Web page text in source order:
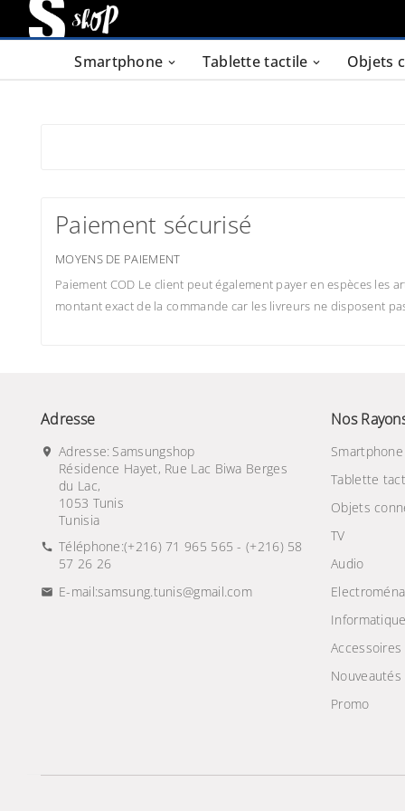
Smartphone Tablette tactile Objets
Paiement sécurisé
MOYENS DE PAIEMENT
Paiement COD Le client peut également payer en espèces les
montant exact de la commande car les livreurs ne disposent
Adresse
Adresse: Samsungshop
Résidence Hayet, Rue Lac Biwa Berges
du Lac,
1053 Tunis
Tunisia
Téléphone:(+216) 71 965 565 - (+216) 58
57 26 26
E-mail:samsung.tunis@gmail.com
Nos
Smartphone
Tablette
Objets
TV
Audio
Informatique
Accessoires
Nouveautés
Promo